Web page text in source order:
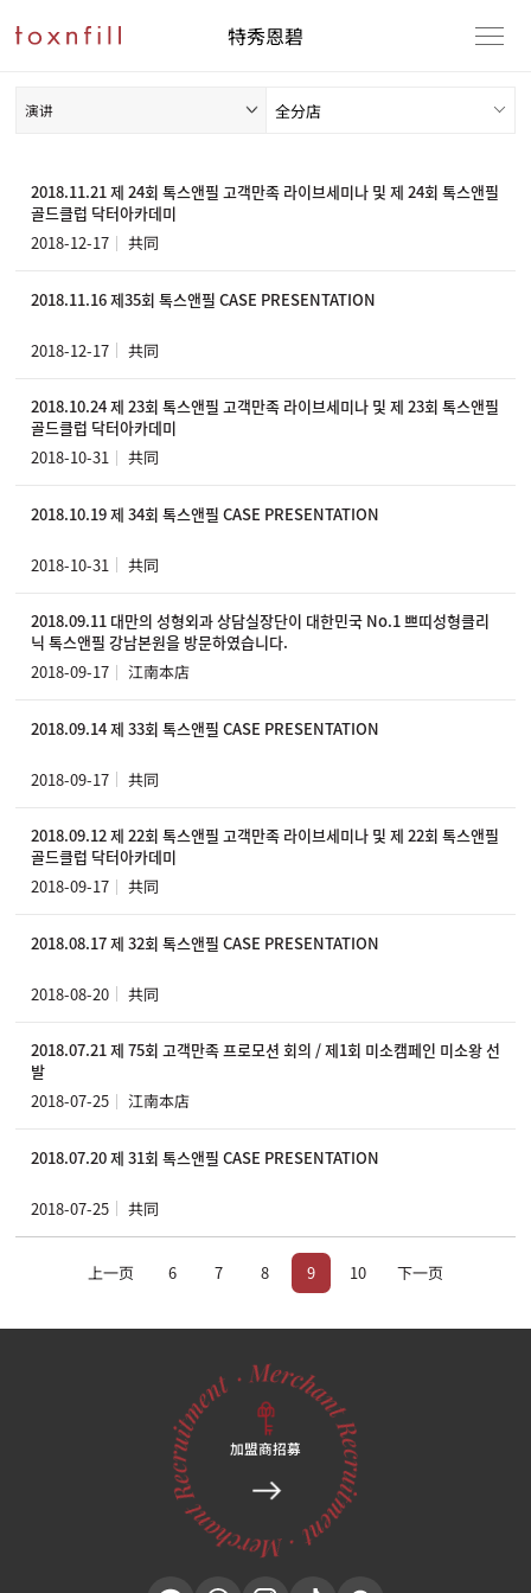
特秀恩碧
演讲
2018.11.21 제 24회 톡스앤필 고객만족 라이브세미나 및 제 24회 톡스앤필
골드클럽 닥터아카데미
2018-12-17
共同
2018.11.16 제35회 톡스앤필 CASE PRESENTATION
2018-12-17 共同
2018.10.24 제 23회 톡스앤필 고객만족 라이브세미나 및 제 23회 톡스앤필
골드클럽 닥터아카데미
2018-10-31
共同
2018.10.19 제 34회 톡스앤필 CASE PRESENTATION
2018-10-31 共同
2018.09.11 대만의 성형외과 상담실장단이 대한민국 No.1 쁘띠성형클리
닉 톡스앤필 강남본원을 방문하였습니다.
2018-09-17
江南本店
2018.09.14 제 33회 톡스앤필 CASE PRESENTATION
2018-09-17 共同
2018.09.12 제 22회 톡스앤필 고객만족 라이브세미나 및 제 22회 톡스앤필
골드클럽 닥터아카데미
2018-09-17
共同
2018.08.17 제 32회 톡스앤필 CASE PRESENTATION
2018-08-20 共同
2018.07.21 제 75회 고객만족 프로모션 회의 / 제1회 미소캠페인 미소왕 선
발
2018-07-25
江南本店
2018.07.20 제 31회 톡스앤필 CASE PRESENTATION
2018-07-25 共同
上一页 6 7 8 9 10 下一页
加盟商招募